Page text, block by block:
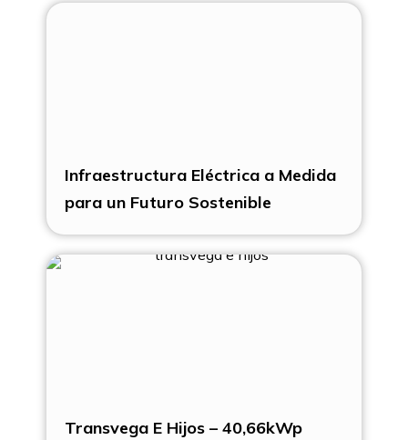
Infraestructura Eléctrica a Medida
para un Futuro Sostenible
Transvega E Hijos – 40,66kWp